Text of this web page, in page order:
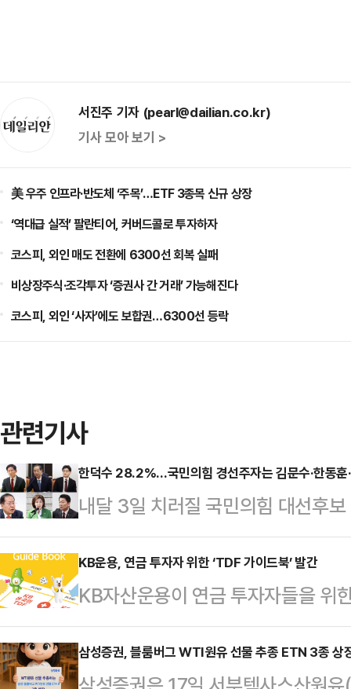
서진주 기자 (pearl@dailian.co.kr)
기사 모아 보기 >
美 우주 인프라·반도체 ‘주목’…ETF 3종목 신규 상장
‘역대급 실적’ 팔란티어, 커버드콜로 투자하자
코스피, 외인 매도 전환에 6300선 회복 실패
비상장주식·조각투자 ‘증권사 간 거래’ 가능해진다
코스피, 외인 ‘사자’에도 보합권…6300선 등락
관련기사
한덕수 28.2%…국민의힘 경선주자는 김문수·한동
내달 3일 치러질 국민의힘 대선후
한덕수 대통령 권한대행 국무총리
지지율 1위에 올라섰다.경선에 나
위였던 김문수 예비후보를 한동훈
도가 무르익고 있다.데일리안이 여
해 지난 14~15일 무선 100% ARS
KB운용, 연금 투자자 위한 ‘TDF 가이드북’ 발간
KB자산운용이 연금 투자자들을 위
‘KB 온국민·다이나믹 TDF 가이드
면 ‘KB 온국민·다이나믹 TDF 가이
삼성증권, 블룸버그 WTI원유 선물 추종 ETN 3종 상